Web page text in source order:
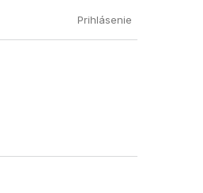
Časté otázky našich
Prihlásenie